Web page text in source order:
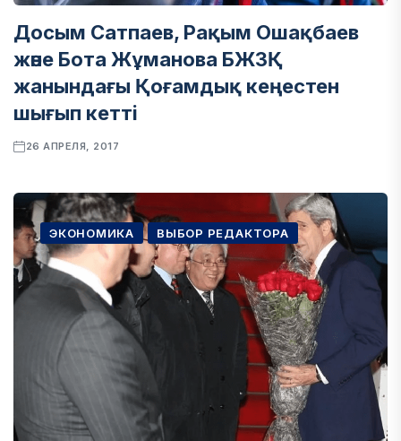
Досым Сатпаев, Рақым Ошақбаев
және Бота Жұманова БЖЗҚ
жанындағы Қоғамдық кеңестен
шығып кетті
26 АПРЕЛЯ, 2017
ЭКОНОМИКА ВЫБОР РЕДАКТОРА